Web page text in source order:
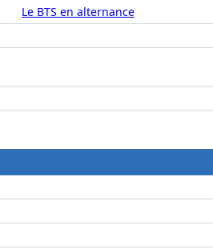
Le BTS en alternance